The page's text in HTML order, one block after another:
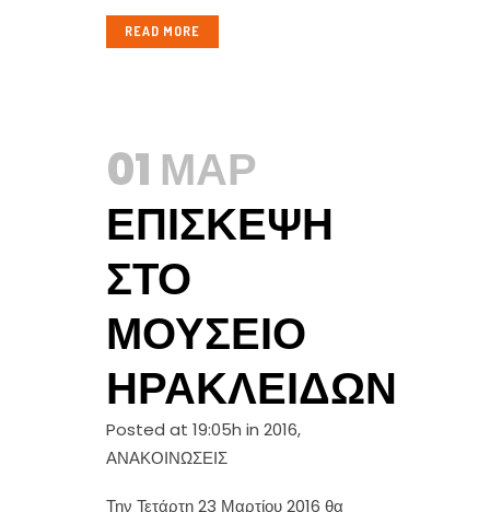
READ MORE
01 ΜΑΡ
ΕΠΊΣΚΕΨΗ
ΣΤΟ
ΜΟΥΣΕΊΟ
ΗΡΑΚΛΕΙΔΏΝ
Posted at 19:05h in 2016,
ΑΝΑΚΟΙΝΩΣΕΙΣ
Την Τετάρτη 23 Μαρτίου 2016 θα